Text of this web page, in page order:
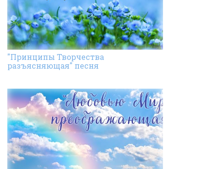
"Принципы Творчества
разъясняющая" песня